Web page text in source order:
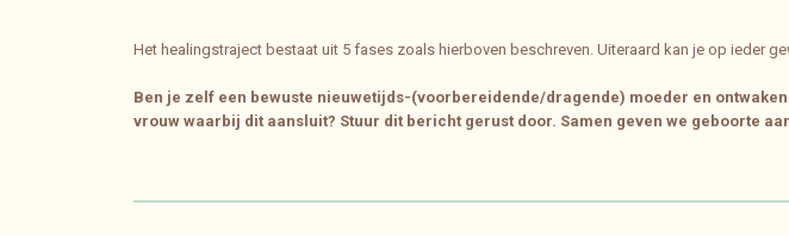
Het healingstraject bestaat uit 5 fases zoals hierboven beschreven. Uiteraard kan je op ieder
Ben je zelf een bewuste nieuwetijds-(voorbereidende/dragende) moeder en
vrouw waarbij dit aansluit? Stuur dit bericht gerust door. Samen geven we geboorte